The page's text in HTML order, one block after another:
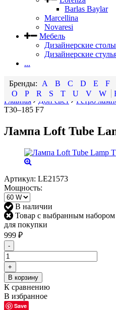
Barlas Baylar
Marcellina
Novaresi
Мебель
Дизайнерские столы
Дизайнерские
...
A B C D E F
O
P R S T U V W
Главная
Доп свет Ретро
T30–185 F7
Лампа Loft Tube
Артикул: LE21573
Мощность:
В наличии
Товар с выбранным набором
для покупки
999 ₽
-
+
В корзину
К сравнению
В избранное
Save